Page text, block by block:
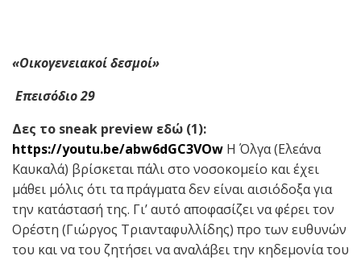
«Οικογενειακοί δεσμοί»
Επεισόδιο 29
Δες το sneak preview εδώ (1):
https://youtu.be/abw6dGC3VOw Η Όλγα (Ελεάνα
Καυκαλά) βρίσκεται πάλι στο νοσοκομείο και έχει
μάθει μόλις ότι τα πράγματα δεν είναι αισιόδοξα για
την κατάστασή της. Γι’ αυτό αποφασίζει να φέρει τον
Ορέστη (Γιώργος Τριανταφυλλίδης) προ των ευθυνών
του και να του ζητήσει να αναλάβει την κηδεμονία του